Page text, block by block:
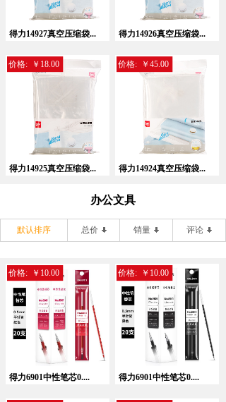
得力14927真空压缩袋... 得力14926真空压缩袋...
得力14925真空压缩袋...
价格: ￥18.00
得力14924真空压缩袋...
价格: ￥45.00
办公文具
默认排序 总价 销量 评论
得力6901中性笔芯0....
价格: ￥10.00
得力6901中性笔芯0....
价格: ￥10.00